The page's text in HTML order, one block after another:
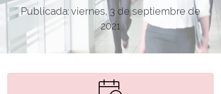
Publicada: viernes, 3 de septiembre de
2021